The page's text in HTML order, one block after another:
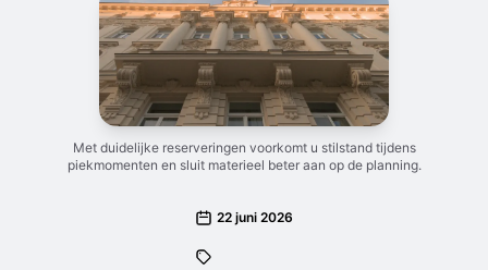
Met duidelijke reserveringen voorkomt u stilstand tijdens
piekmomenten en sluit materieel beter aan op de planning.
22 juni 2026